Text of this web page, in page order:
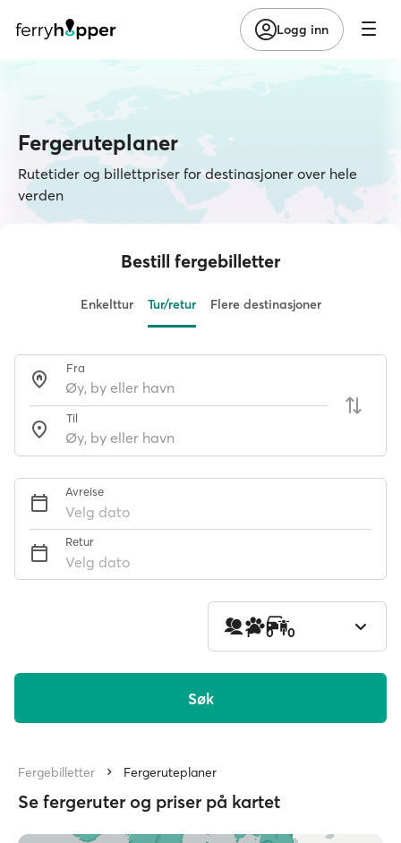
Logg inn
Fergeruteplaner
Rutetider og billettpriser for destinasjoner over hele
verden
Bestill fergebilletter
Enkelttur Tur/retur Flere destinasjoner
Fra
Til
Avreise
Velg dato
Retur
Velg dato
1 0 0
Søk
Fergebilletter Fergeruteplaner
Se fergeruter og priser på kartet